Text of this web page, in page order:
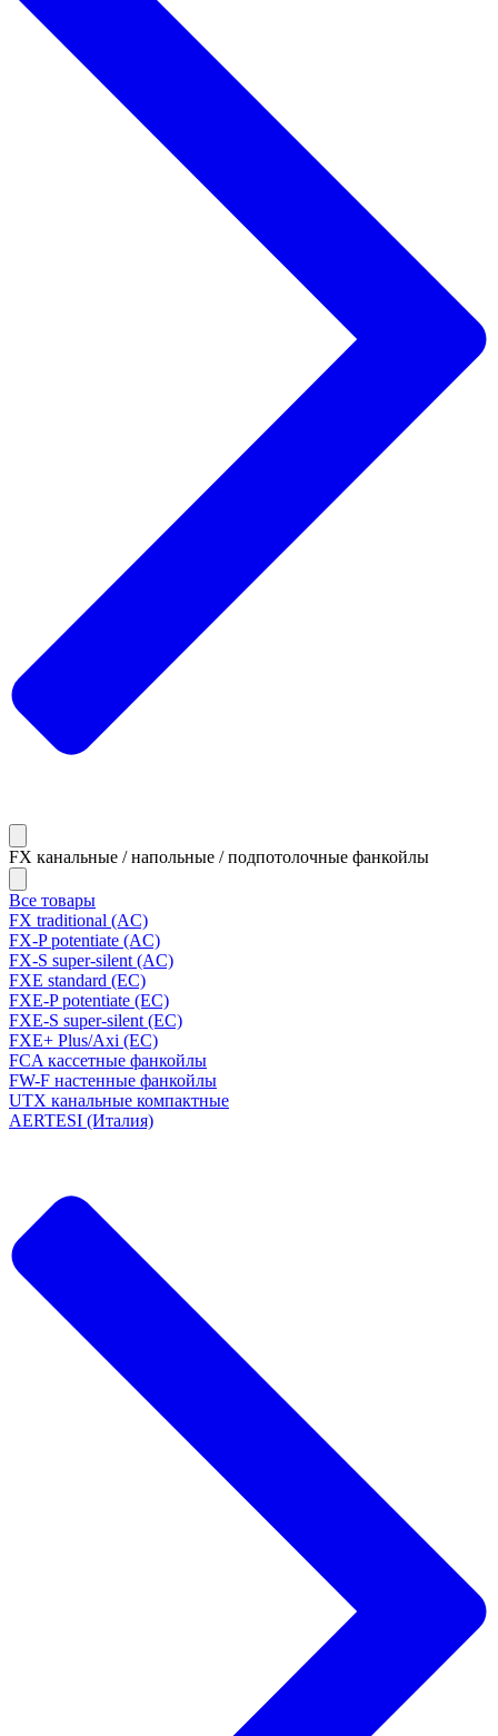
FX канальные / напольные / подпотолочные фанкойлы
Все товары
FX traditional (AC)
FX-P potentiate (AC)
FX-S super-silent (AC)
FXE standard (EC)
FXE-P potentiate (EC)
FXE-S super-silent (EC)
FXE+ Plus/Axi (EC)
FCA кассетные фанкойлы
FW-F настенные фанкойлы
UTX канальные компактные
AERTESI (Италия)